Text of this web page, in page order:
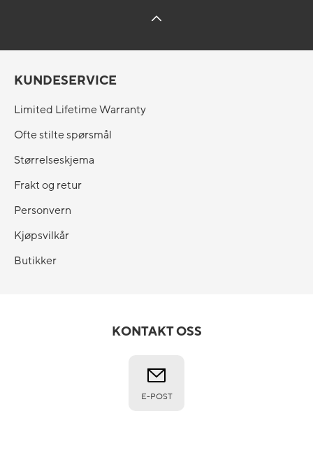
KUNDESERVICE
Limited Lifetime Warranty
Ofte stilte spørsmål
Størrelseskjema
Frakt og retur
Personvern
Kjøpsvilkår
Butikker
KONTAKT OSS
E-POST